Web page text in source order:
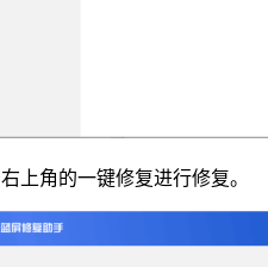
上角的一键修复进行修复。